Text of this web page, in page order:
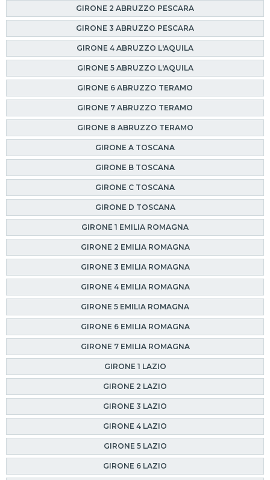
GIRONE 2 ABRUZZO PESCARA
GIRONE 3 ABRUZZO PESCARA
GIRONE 4 ABRUZZO L'AQUILA
GIRONE 5 ABRUZZO L'AQUILA
GIRONE 6 ABRUZZO TERAMO
GIRONE 7 ABRUZZO TERAMO
GIRONE 8 ABRUZZO TERAMO
GIRONE A TOSCANA
GIRONE B TOSCANA
GIRONE C TOSCANA
GIRONE D TOSCANA
GIRONE 1 EMILIA ROMAGNA
GIRONE 2 EMILIA ROMAGNA
GIRONE 3 EMILIA ROMAGNA
GIRONE 4 EMILIA ROMAGNA
GIRONE 5 EMILIA ROMAGNA
GIRONE 6 EMILIA ROMAGNA
GIRONE 7 EMILIA ROMAGNA
GIRONE 1 LAZIO
GIRONE 2 LAZIO
GIRONE 3 LAZIO
GIRONE 4 LAZIO
GIRONE 5 LAZIO
GIRONE 6 LAZIO